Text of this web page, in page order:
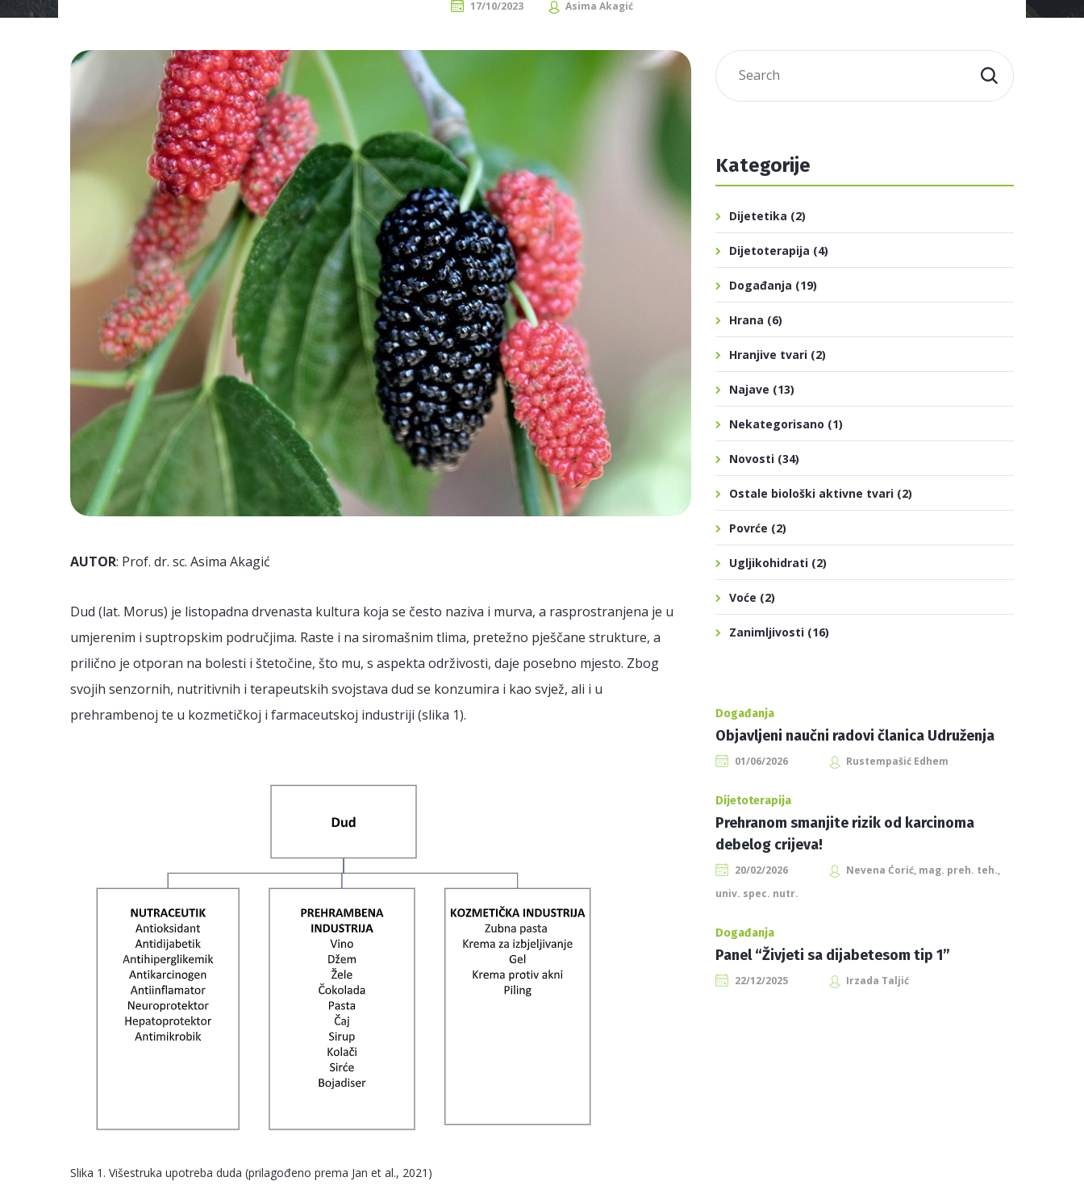
Dijetetika
17/10/2023 Asima Akagić
AUTOR: Prof. dr. sc. Asima Akagić
Dud (lat. Morus) je listopadna drvenasta kultura koja se često naziva i murva, a rasprostranjena je u
umjerenim i suptropskim područjima. Raste i na siromašnim tlima, pretežno pješčane strukture, a
prilično je otporan na bolesti i štetočine, što mu, s aspekta održivosti, daje posebno mjesto. Zbog
svojih senzornih, nutritivnih i terapeutskih svojstava dud se konzumira i kao svjež, ali i u
prehrambenoj te u kozmetičkoj i farmaceutskoj industriji (slika 1).
Slika 1. Višestruka upotreba duda (prilagođeno prema Jan et al., 2021)
Kategorije
Dijetetika (2)
Dijetoterapija (4)
Događanja (19)
Hrana (6)
Hranjive tvari (2)
Najave (13)
Nekategorisano (1)
Novosti (34)
Ostale biološki aktivne tvari (2)
Povrće (2)
Ugljikohidrati (2)
Voće (2)
Zanimljivosti (16)
Događanja
Objavljeni naučni radovi članica Udruženja
01/06/2026 Rustempašić Edhem
Dijetoterapija
Prehranom smanjite rizik od karcinoma
debelog crijeva!
20/02/2026
Nevena Ćorić, mag. preh. teh.,
univ. spec. nutr.
Događanja
Panel “Živjeti sa dijabetesom tip 1”
22/12/2025 Irzada Taljić